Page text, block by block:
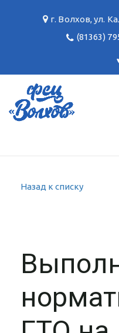
г. Волхов,ул.
(81363)
Назад к списку